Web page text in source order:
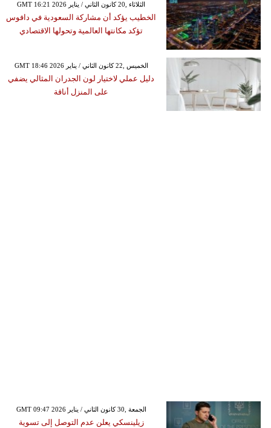
GMT 16:21 2026 الثلاثاء ,20 كانون الثاني / يناير
الخطيب يؤكد أن مشاركة السعودية في دافوس
تؤكد مكانتها العالمية وتحولها الاقتصادي
GMT 18:46 2026 الخميس ,22 كانون الثاني / يناير
دليل عملي لاختيار لون الجدران المثالي يضفي
على المنزل أناقة
GMT 09:47 2026 الجمعة ,30 كانون الثاني / يناير
زيلينسكي يعلن عدم التوصل إلى تسوية